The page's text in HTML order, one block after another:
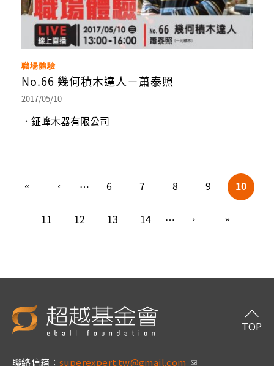
職場體驗
No.66 幾何積木達人－蕭泰照
2017/05/10
．鉦峰木器有限公司
… 6 7 8 9 10
11 12 13 14 …
聯絡信箱： superexpert.tw@gmail.com (link sends e-m
TOP